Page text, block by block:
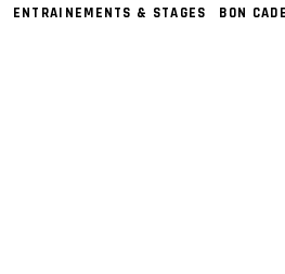
ENTRAINEMENTS & STAGES BON